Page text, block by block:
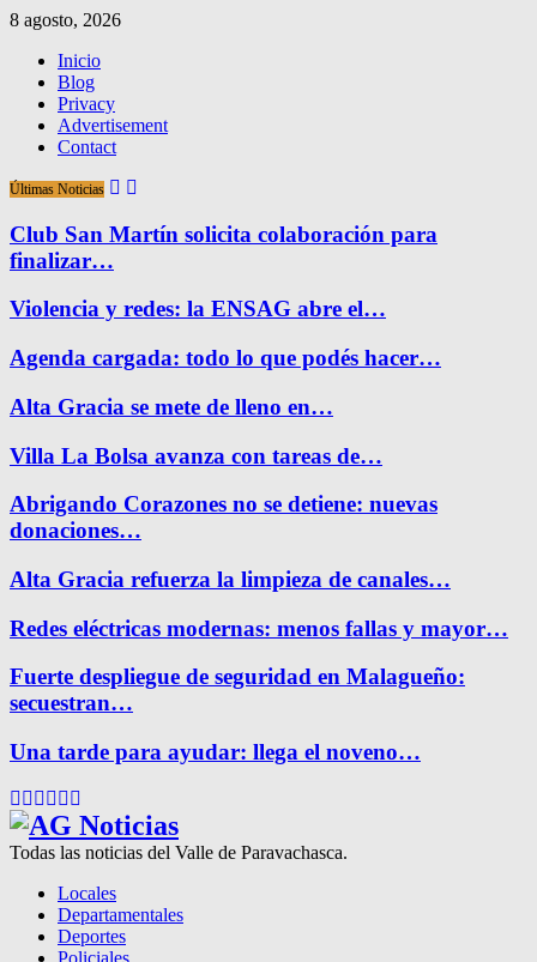
8 agosto, 2026
Inicio
Blog
Privacy
Advertisement
Contact
Últimas Noticias
Club San Martín solicita colaboración para
finalizar…
Violencia y redes: la ENSAG abre el…
Agenda cargada: todo lo que podés hacer…
Alta Gracia se mete de lleno en…
Villa La Bolsa avanza con tareas de…
Abrigando Corazones no se detiene: nuevas
donaciones…
Alta Gracia refuerza la limpieza de canales…
Redes eléctricas modernas: menos fallas y mayor…
Fuerte despliegue de seguridad en Malagueño:
secuestran…
Una tarde para ayudar: llega el noveno…
Facebook
Twitter
Instagram
Pinterest
Google
Todas las noticias del Valle de Paravachasca.
Locales
Departamentales
Deportes
Policiales